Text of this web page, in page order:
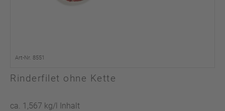
Art-Nr. 8551
Rinderfilet ohne Kette
ca. 1,567 kg/l Inhalt